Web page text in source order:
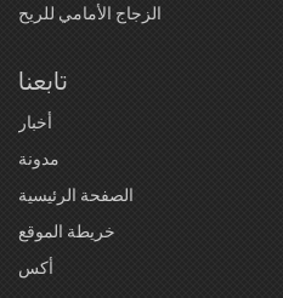
الزجاج الأمامي للريح
تابعنا
أخبار
مدونة
الصفحة الرئيسية
خريطة الموقع
أكس